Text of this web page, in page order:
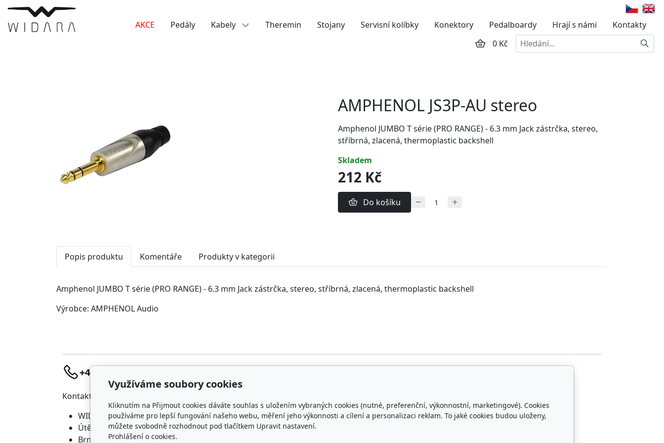
AKCE Pedály Kabely Theremin Stojany Servisní kolíbky Konektory Pedalboardy Hrají s námi
Kontakty
0 Kč
Hledat
AMPHENOL JS3P-AU stereo
Amphenol JUMBO T série (PRO RANGE) - 6.3 mm Jack zástrčka, stereo,
stříbrná, zlacená, thermoplastic backshell
skladem
212 Kč
Do košíku
Popis produktu Komentáře Produkty v kategorii
Amphenol JUMBO T série (PRO RANGE) - 6.3 mm Jack zástrčka, stereo, stříbrná, zlacená, thermoplastic backshell
Výrobce: AMPHENOL Audio
+420 736 683 398
Kontakt
WIDARA s.r.o.
Útěchovská 224/1
Brno, 644 00
Doprava a platba
Ochrana osobních údajů
Kontakty
Využíváme soubory cookies
Kliknutím na Přijmout cookies dáváte souhlas s uložením vybraných cookies (nutné, preferenční, výkonnostní, marketingové). Cookies
používáme pro lepší fungování našeho webu, měření jeho výkonnosti a cílení a personalizaci reklam. To jaké cookies budou uloženy,
můžete svobodně rozhodnout pod tlačítkem Upravit nastavení.
Prohlášení o cookies.